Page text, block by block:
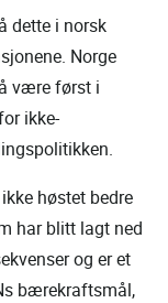
dette i norsk
Norge
være først i
ikke-
høstet bedre
har blitt lagt ned
og er et
bærekraftsmål,